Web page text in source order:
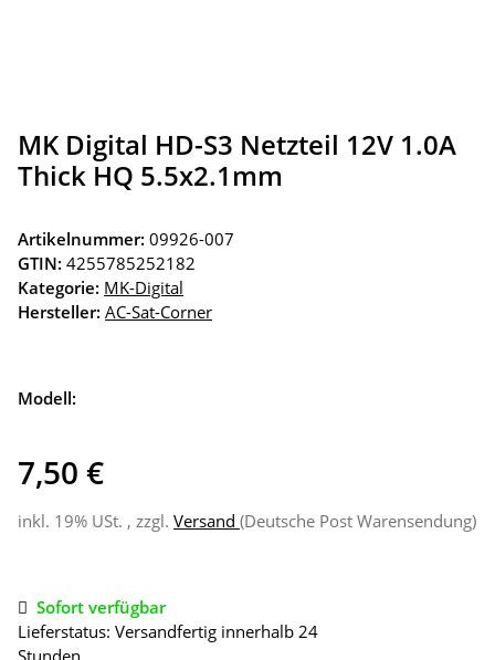
MK Digital HD-S3 Netzteil 12V 1.0A
Thick HQ 5.5x2.1mm
Artikelnummer: 09926-007
GTIN: 4255785252182
Kategorie: MK-Digital
Hersteller: AC-Sat-Corner
Modell:
7,50 €
inkl. 19% USt. , zzgl. Versand (Deutsche Post Warensendung)
Sofort verfügbar
Lieferstatus: Versandfertig innerhalb 24